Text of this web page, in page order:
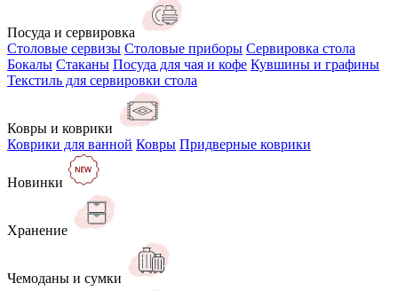
Посуда и сервировка
Столовые сервизы Столовые приборы Сервировка стола
Бокалы Стаканы Посуда для чая и кофе Кувшины и графины
Текстиль для сервировки стола
Ковры и коврики
Коврики для ванной Ковры Придверные коврики
Новинки
Хранение
Чемоданы и сумки